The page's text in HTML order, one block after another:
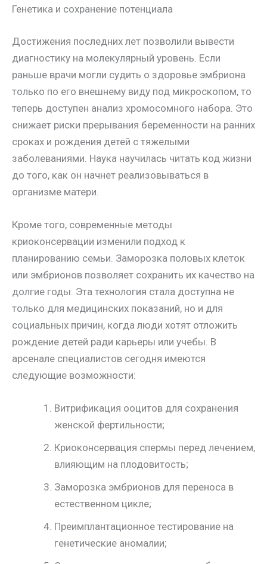
Генетика и сохранение потенциала
Достижения последних лет позволили вывести
диагностику на молекулярный уровень. Если
раньше врачи могли судить о здоровье эмбриона
только по его внешнему виду под микроскопом, то
теперь доступен анализ хромосомного набора. Это
снижает риски прерывания беременности на ранних
сроках и рождения детей с тяжелыми
заболеваниями. Наука научилась читать код жизни
до того, как он начнет реализовываться в
организме матери.
Кроме того, современные методы
криоконсервации изменили подход к
планированию семьи. Заморозка половых клеток
или эмбрионов позволяет сохранить их качество на
долгие годы. Эта технология стала доступна не
только для медицинских показаний, но и для
социальных причин, когда люди хотят отложить
рождение детей ради карьеры или учебы. В
арсенале специалистов сегодня имеются
следующие возможности:
Витрификация ооцитов для сохранения
женской фертильности;
Криоконсервация спермы перед лечением,
влияющим на плодовитость;
Заморозка эмбрионов для переноса в
естественном цикле;
Преимплантационное тестирование на
генетические аномалии;